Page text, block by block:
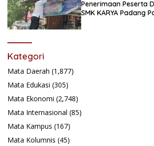
Penerimaan Peserta
SMK KARYA Padang
Kategori
Mata Daerah (1,877)
Mata Edukasi (305)
Mata Ekonomi (2,748)
Mata Internasional (85)
Mata Kampus (167)
Mata Kolumnis (45)